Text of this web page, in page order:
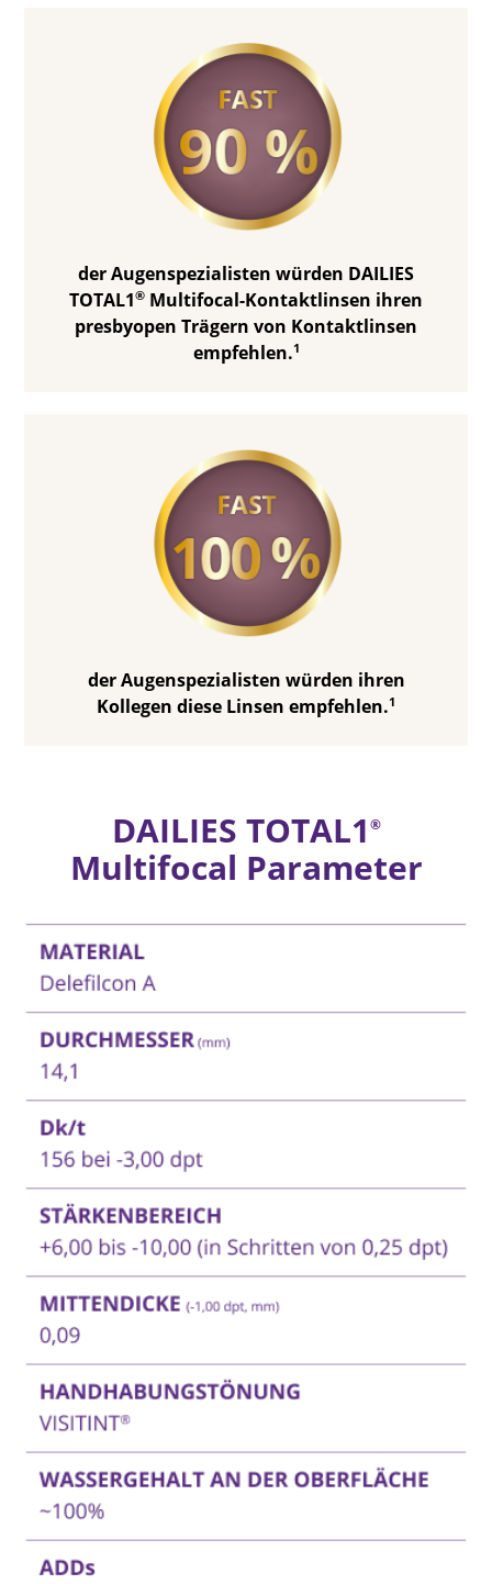
der Augenspezialisten würden DAILIES
TOTAL1® Multifocal-Kontaktlinsen ihren
presbyopen Trägern von Kontaktlinsen
empfehlen.1
der Augenspezialisten würden ihren
Kollegen diese Linsen empfehlen.1
DAILIES TOTAL1 ®
Multifocal Parameter